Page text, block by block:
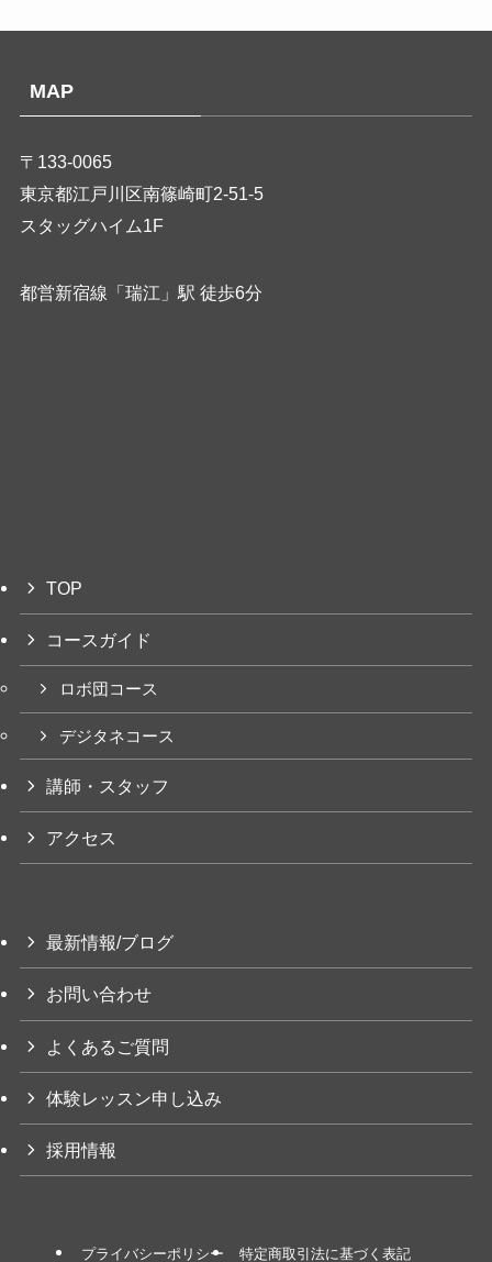
MAP
〒133-0065
東京都江戸川区南篠崎町2-51-5
スタッグハイム1F
都営新宿線「瑞江」駅 徒歩6分
TOP
コースガイド
ロボ団コース
デジタネコース
講師・スタッフ
アクセス
最新情報/ブログ
お問い合わせ
よくあるご質問
体験レッスン申し込み
採用情報
プライバシーポリシー 特定商取引法に基づく表記